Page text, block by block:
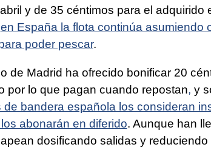
y de 35 céntimos para el adquirido
en España la flota continúa asumiendo
poder pescar.
de Madrid ha ofrecido bonificar 20
por lo que pagan cuando repostan, y
de bandera española los consideran
abonarán en diferido. Aunque han
dosificando salidas y